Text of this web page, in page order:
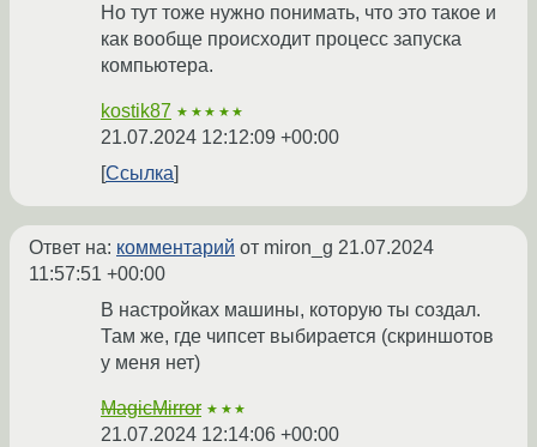
Но тут тоже нужно понимать, что это такое и
как вообще происходит процесс запуска
компьютера.
kostik87 ★★★★★
21.07.2024 12:12:09 +00:00
Ссылка
Ответ на: комментарий от miron_g 21.07.2024
11:57:51 +00:00
В настройках машины, которую ты создал.
Там же, где чипсет выбирается (скриншотов
у меня нет)
MagicMirror ★★★
21.07.2024 12:14:06 +00:00